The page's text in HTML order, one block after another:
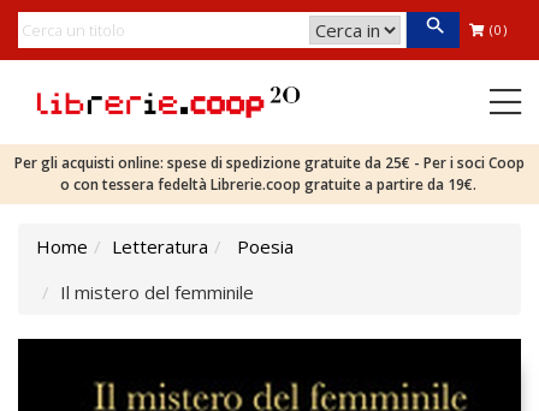
(0)
Per gli acquisti online: spese di spedizione gratuite da 25€ - Per i soci Coop
o con tessera fedeltà Librerie.coop gratuite a partire da 19€.
Home Letteratura
Poesia
Il mistero del femminile